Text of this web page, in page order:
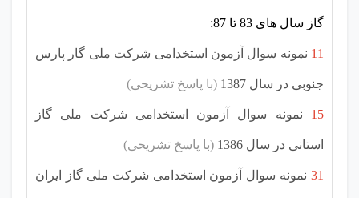
گاز سال های 83 تا 87:
11 نمونه سوال آزمون استخدامی شرکت ملی گار پارس
جنوبی در سال 1387 (با پاسخ تشریحی)
15 نمونه سوال آزمون استخدامی شرکت ملی گاز
استانی در سال 1386 (با پاسخ تشریحی)
31 نمونه سوال آزمون استخدامی شرکت ملی گاز ایران